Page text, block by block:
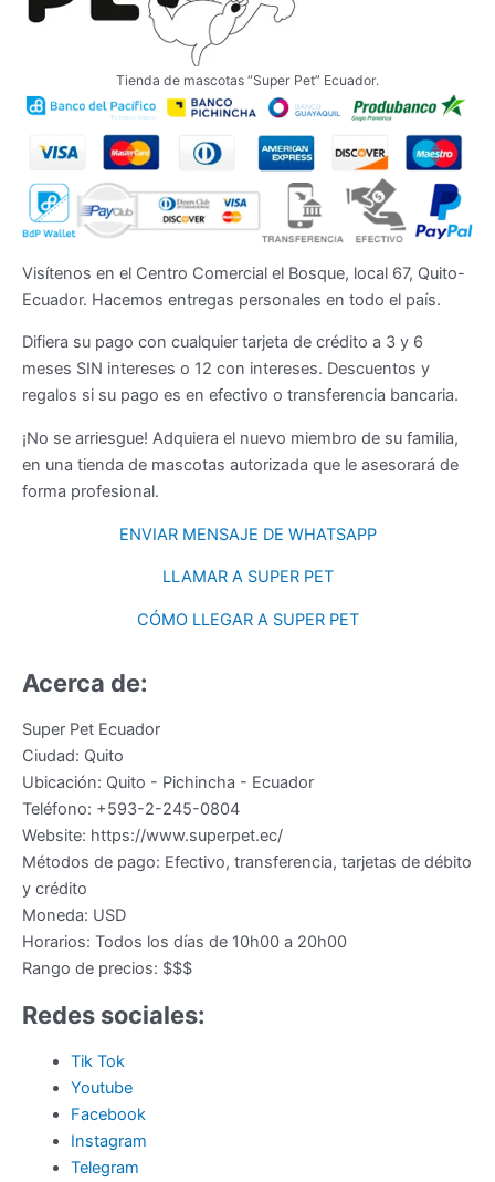
Tienda de mascotas “Super Pet” Ecuador.
Visítenos en el Centro Comercial el Bosque, local 67, Quito-
Ecuador. Hacemos entregas personales en todo el país.
Difiera su pago con cualquier tarjeta de crédito a 3 y 6
meses SIN intereses o 12 con intereses. Descuentos y
regalos si su pago es en efectivo o transferencia bancaria.
¡No se arriesgue! Adquiera el nuevo miembro de su familia,
en una tienda de mascotas autorizada que le asesorará de
forma profesional.
ENVIAR MENSAJE DE WHATSAPP
LLAMAR A SUPER PET
CÓMO LLEGAR A SUPER PET
Acerca de:
Super Pet Ecuador
Ciudad: Quito
Ubicación: Quito - Pichincha - Ecuador
Teléfono: +593-2-245-0804
Website: https://www.superpet.ec/
Métodos de pago: Efectivo, transferencia, tarjetas de débito
y crédito
Moneda: USD
Horarios: Todos los días de 10h00 a 20h00
Rango de precios: $$$
Redes sociales:
Tik Tok
Youtube
Facebook
Instagram
Telegram